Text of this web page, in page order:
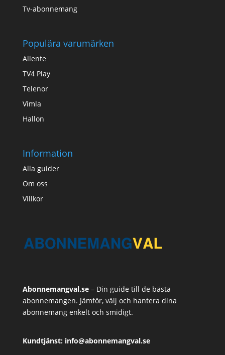
Tv-abonnemang
Populära varumärken
Allente
TV4 Play
Telenor
Vimla
Hallon
Information
Alla guider
Om oss
Villkor
Abonnemangval.se– Din guide till de bästa
abonnemangen. Jämför, välj och hantera dina
abonnemang enkelt och smidigt.
Kundtjänst: info@abonnemangval.se